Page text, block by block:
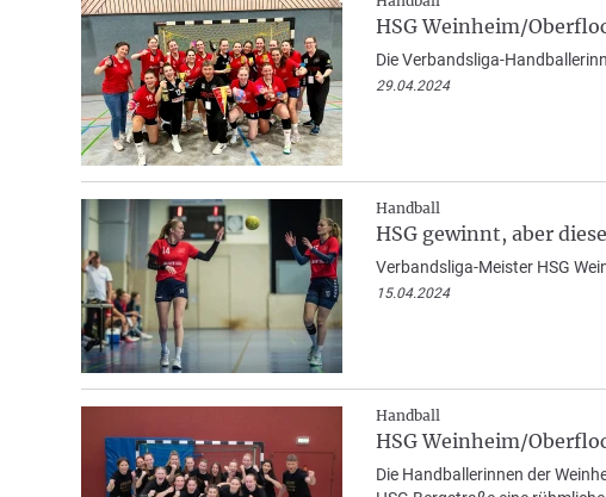
HSG Weinheim/
Die Verbandsliga-
29.04.2024
Handball
HSG gewinnt, aber
Verbandsliga-Meister HSG
15.04.2024
Handball
HSG Weinheim/
Die Handballerinnen der